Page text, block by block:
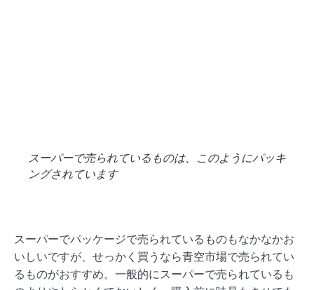
スーパーで売られているものは、このようにパッキ
ングされています
スーパーでパッケージで売られているものもなかなかお
いしいですが、せっかく買うなら青空市場で売られてい
るものがおすすめ。一般的にスーパーで売られているも